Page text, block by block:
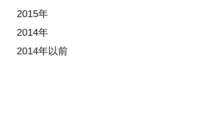
2015年
2014年
2014年以前